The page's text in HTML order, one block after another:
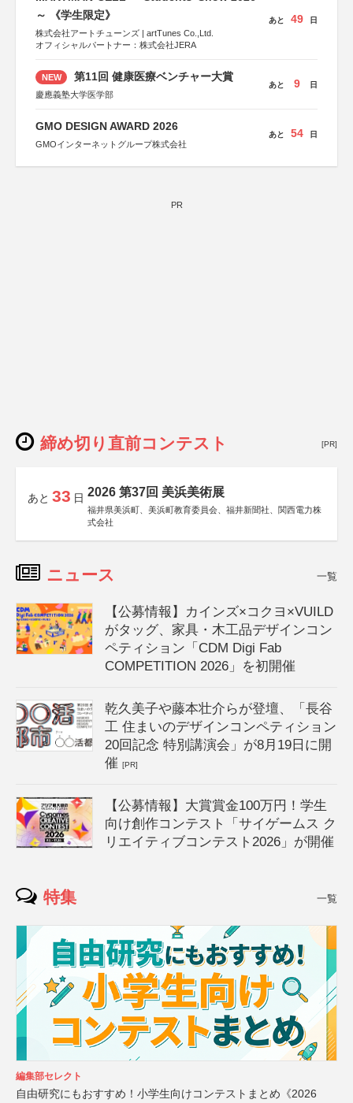
～ 《学生限定》
株式会社アートチューンズ | artTunes Co.,Ltd.
オフィシャルパートナー：株式会社JERA
あと 49 日
NEW 第11回 健康医療ベンチャー大賞
慶應義塾大学医学部
あと 9 日
GMO DESIGN AWARD 2026
GMOインターネットグループ株式会社
あと 54 日
PR
締め切り直前コンテスト [PR]
あと 33 日 2026 第37回 美浜美術展
福井県美浜町、美浜町教育委員会、福井新聞社、関西電力株
式会社
ニュース 一覧
【公募情報】カインズ×コクヨ×VUILD
がタッグ、家具・木工品デザインコン
ペティション「CDM Digi Fab
COMPETITION 2026」を初開催
乾久美子や藤本壮介らが登壇、「長谷
工 住まいのデザインコンペティション
20回記念 特別講演会」が8月19日に開
催[PR]
【公募情報】大賞賞金100万円！学生
向け創作コンテスト「サイゲームス ク
リエイティブコンテスト2026」が開催
特集 一覧
編集部セレクト
自由研究にもおすすめ！小学生向けコンテストまとめ《2026